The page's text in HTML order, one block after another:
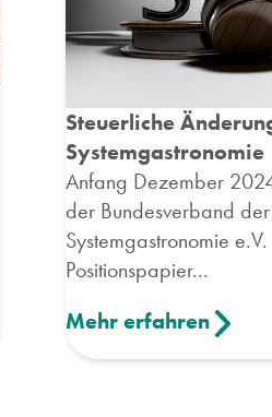
Steuerliche
Systemgastronomie
Anfang Dezember
der Bundesverband der
Systemgastronomie
Positionspapier...
Mehr erfahren